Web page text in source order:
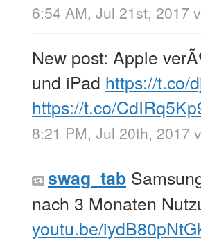
6:54 AM, Jul 21st, 2017
New post: Apple
und iPad https://t.co/
https://t.co/
8:21 PM, Jul 20th, 2017
swag_tab
nach 3 Monaten
youtu.be/